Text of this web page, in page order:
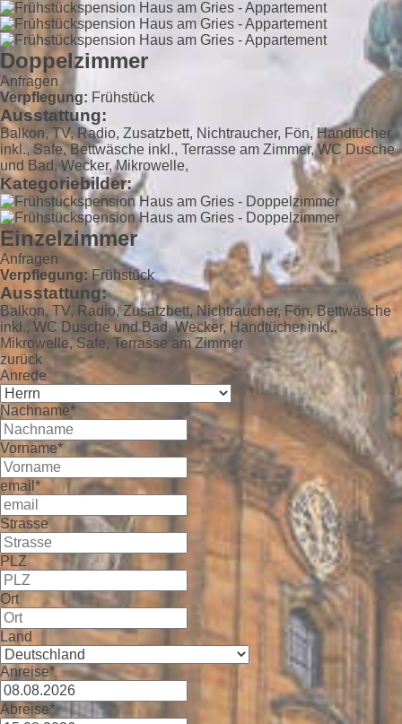
Doppelzimmer
Anfragen
Verpflegung: Frühstück
Ausstattung:
Balkon, TV, Radio, Zusatzbett, Nichtraucher, Fön, Handtücher
inkl., Safe, Bettwäsche inkl., Terrasse am Zimmer, WC Dusche
und Bad, Wecker, Mikrowelle,
Kategoriebilder:
Einzelzimmer
Anfragen
Verpflegung:Frühstück
Ausstattung:
Balkon, TV, Radio, Zusatzbett, Nichtraucher, Fön, Bettwäsche
inkl., WC Dusche und Bad, Wecker, Handtücher inkl.,
Mikrowelle, Safe, Terrasse am Zimmer
zurück
Anrede
Nachname*
Vorname*
email*
Strasse
PLZ
Ort
Land
Anreise*
Abreise*